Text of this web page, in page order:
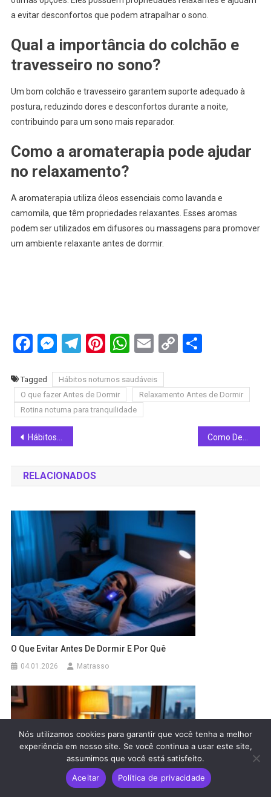
a evitar desconfortos que podem atrapalhar o sono.
Qual a importância do colchão e
travesseiro no sono?
Um bom colchão e travesseiro garantem suporte adequado à
postura, reduzindo dores e desconfortos durante a noite,
contribuindo para um sono mais reparador.
Como a aromaterapia pode ajudar
no relaxamento?
A aromaterapia utiliza óleos essenciais como lavanda e
camomila, que têm propriedades relaxantes. Esses aromas
podem ser utilizados em difusores ou massagens para promover
um ambiente relaxante antes de dormir.
Facebook
Messenger
Telegram
Pinterest
WhatsApp
Email
CopyShare
Tagged
Hábitos noturnos saudáveis
O que fazer Antes de Dormir
Relaxamento Antes de Dormir
Rotina noturna para tranquilidade
Navegação
de
Post
Hábitos Saudáveis Antes de Dormir que Ajudam no Descanso
RELACIONADOS
O Que Evitar Antes De Dormir E Por Quê
04.01.2026 Matrasso
Nós utilizamos cookies para garantir que você tenha a melhor
experiência em nosso site. Se você continua a usar este site,
assumimos que você está satisfeito.
Aceitar
Política de privacidade